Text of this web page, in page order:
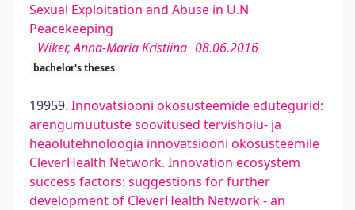
Sexual Exploitation and Abuse in U.N
Peacekeeping
Wiker, Anna-Maria Kristiina 08.06.2016
bachelor's theses
19959. Innovatsiooni ökosüsteemide edutegurid:
arengumuutuste soovitused tervishoiu- ja
heaolutehnoloogia innovatsiooni ökosüsteemile
CleverHealth Network. Innovation ecosystem
success factors: suggestions for further
development of CleverHealth Network - an